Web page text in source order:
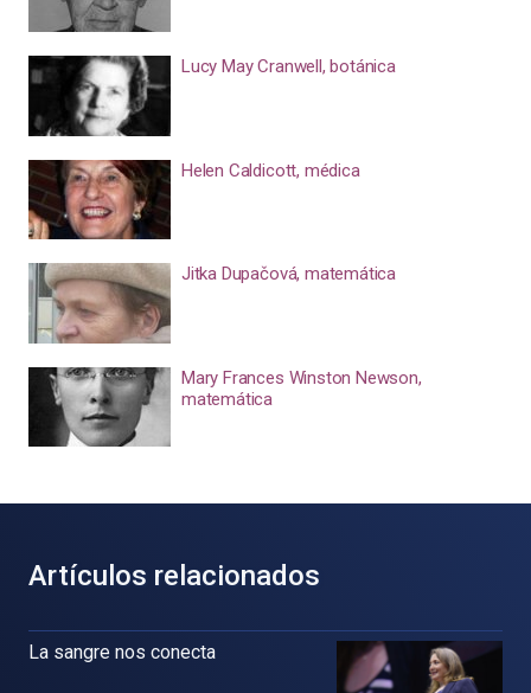
Lucy May Cranwell, botánica
Helen Caldicott, médica
Jitka Dupačová, matemática
Mary Frances Winston Newson,
matemática
Artículos relacionados
La sangre nos conecta